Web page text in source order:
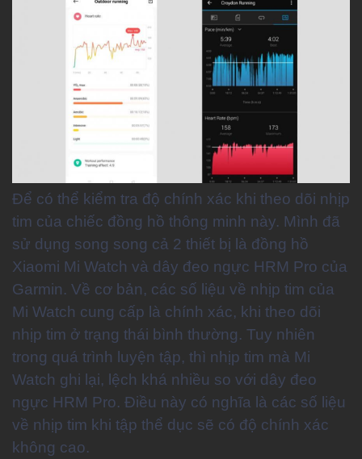
Để có thể kiểm tra độ chính xác khi theo dõi nhịp
tim của chiếc đồng hồ thông minh này. Mình đã
sử dụng song song cả 2 thiết bị là đồng hồ
Xiaomi Mi Watch và dây đeo ngực HRM Pro của
Garmin. Về cơ bản, các số liệu về nhịp tim của
Mi Watch cung cấp là chính xác, khi theo dõi
nhịp tim ở trạng thái bình thường. Tuy nhiên
trong quá trình luyện tập, thì nhịp tim mà Mi
Watch ghi lại, lệch khá nhiều so với dây đeo
ngực HRM Pro. Điều này có nghĩa là các số liệu
về nhịp tim khi tập thể dục sẽ có độ chính xác
không cao.